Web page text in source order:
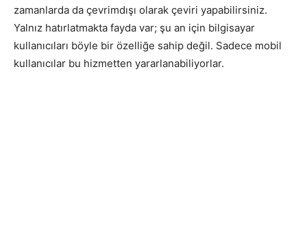
zamanlarda da çevrimdışı olarak çeviri yapabilirsiniz.
Yalnız hatırlatmakta fayda var; şu an için bilgisayar
kullanıcıları böyle bir özelliğe sahip değil. Sadece mobil
kullanıcılar bu hizmetten yararlanabiliyorlar.